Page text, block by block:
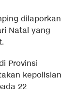
dilaporkan
Natal yang
Provinsi
kepolisian
22